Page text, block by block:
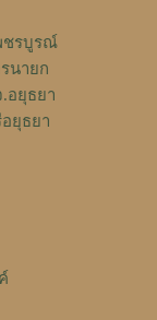
ชรบูรณ์
นายก
อยุธยา
ยุธยา